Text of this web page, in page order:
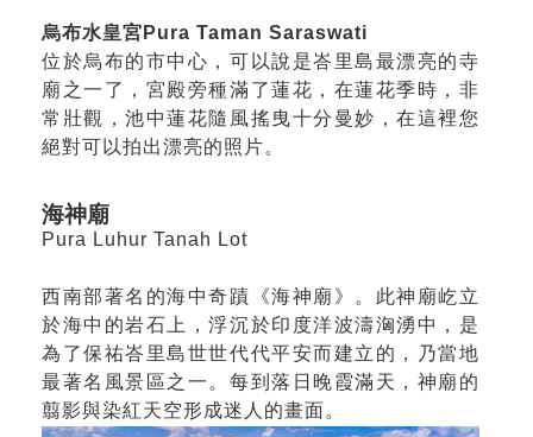
烏布水皇宮Pura Taman Saraswati
位於烏布的市中心，可以說是峇里島最漂亮的寺
廟之一了，宮殿旁種滿了蓮花，在蓮花季時，非
常壯觀，池中蓮花隨風搖曳十分曼妙，在這裡您
絕對可以拍出漂亮的照片。
海神廟
Pura Luhur Tanah Lot
西南部著名的海中奇蹟《海神廟》。此神廟屹立
於海中的岩石上，浮沉於印度洋波濤洶湧中，是
為了保祐峇里島世世代代平安而建立的，乃當地
最著名風景區之一。每到落日晚霞滿天，神廟的
翦影與染紅天空形成迷人的畫面。